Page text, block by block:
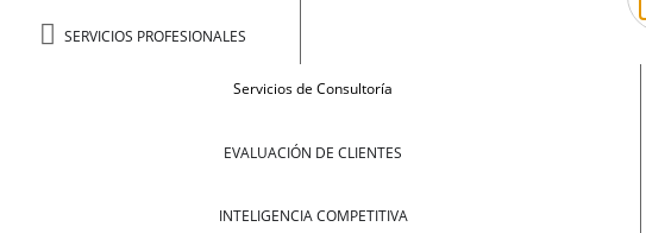
SERVICIOS PROFESIONALES
Servicios de Consultoría
EVALUACIÓN DE CLIENTES
INTELIGENCIA COMPETITIVA